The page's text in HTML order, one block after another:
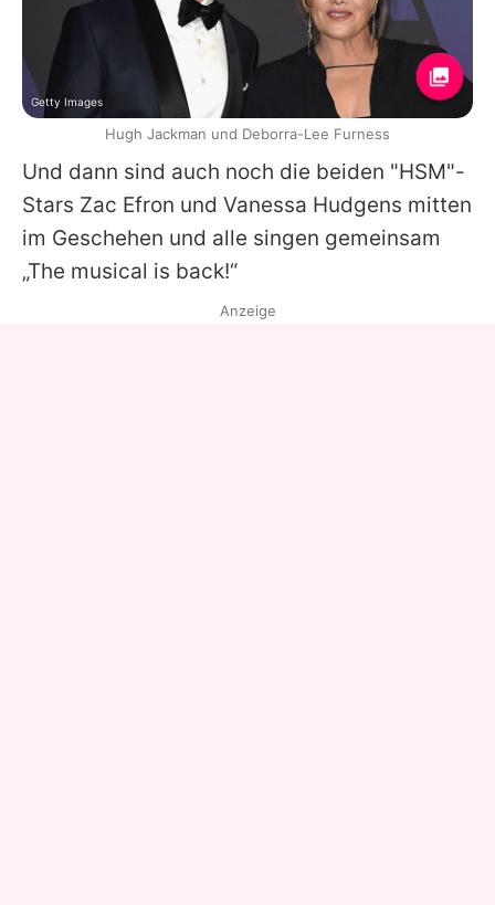
Und dann sind auch noch die beiden "HSM"-
Stars Zac Efron und Vanessa Hudgens mitten
im Geschehen und alle singen gemeinsam
„The musical is back!“
Getty Images
Hugh Jackman und Deborra-Lee Furness
Anzeige